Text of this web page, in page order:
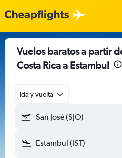
Vuelos baratos a partir
Costa Rica a Estambul
Ida y vuelta
San José (SJO)
Estambul (IST)